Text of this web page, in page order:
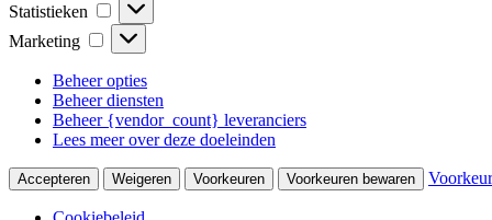
Statistieken
Marketing
Beheer opties
Beheer diensten
Beheer {vendor_count} leveranciers
Lees meer over deze doeleinden
Accepteren Weigeren Voorkeuren Voorkeuren bewaren